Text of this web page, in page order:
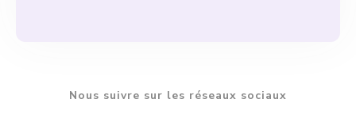
Nous suivre sur les réseaux sociaux